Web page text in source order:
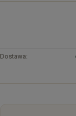
Dostawa: